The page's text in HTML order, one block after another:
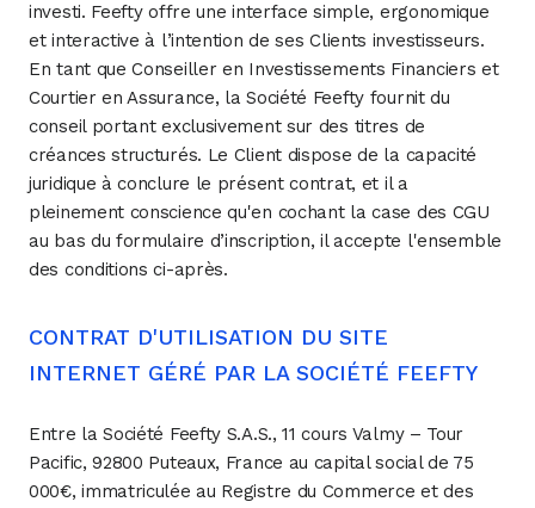
investi. Feefty offre une interface simple, ergonomique
et interactive à l’intention de ses Clients investisseurs.
En tant que Conseiller en Investissements Financiers et
Courtier en Assurance, la Société Feefty fournit du
conseil portant exclusivement sur des titres de
créances structurés. Le Client dispose de la capacité
juridique à conclure le présent contrat, et il a
pleinement conscience qu'en cochant la case des CGU
au bas du formulaire d’inscription, il accepte l'ensemble
des conditions ci-après.
CONTRAT D'UTILISATION DU SITE
INTERNET GÉRÉ PAR LA SOCIÉTÉ FEEFTY
Entre la Société Feefty S.A.S., 11 cours Valmy – Tour
Pacific, 92800 Puteaux, France au capital social de 75
000€, immatriculée au Registre du Commerce et des